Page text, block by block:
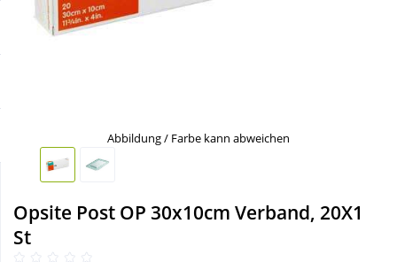
Schnäppchen
Täglich gut versorgt
Liebe & Erotik
Nahrungsergänzung
Sanitätshaus
Abbildung / Farbe kann abweichen
Opsite Post OP 30x10cm Verband, 20X1
St